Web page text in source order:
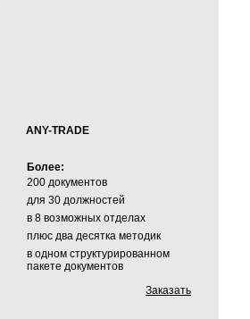
ANY-TRADE
Более:
200 документов
для 30 должностей
в 8 возможных отделах
плюс два десятка методик
в одном структурированном
пакете документов
Заказать